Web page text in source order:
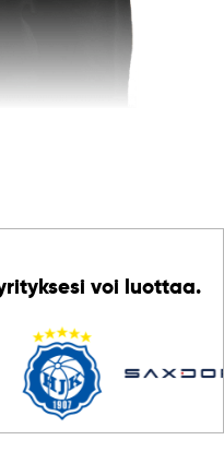
voi luottaa.